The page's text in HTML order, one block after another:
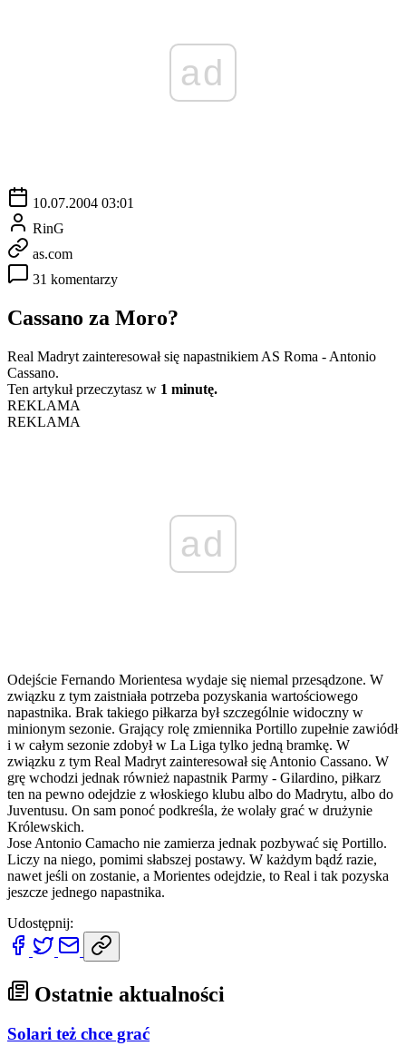
ad
10.07.2004 03:01
RinG
as.com
31 komentarzy
Cassano za Moro?
Real Madryt zainteresował się napastnikiem AS Roma - Antonio
Cassano.
Ten artykuł przeczytasz w 1 minutę.
REKLAMA
REKLAMA
ad
Odejście Fernando Morientesa wydaje się niemal przesądzone. W
związku z tym zaistniała potrzeba pozyskania wartościowego
napastnika. Brak takiego piłkarza był szczególnie widoczny w
minionym sezonie. Grający rolę zmiennika Portillo zupełnie zawiódł
i w całym sezonie zdobył w La Liga tylko jedną bramkę. W
związku z tym Real Madryt zainteresował się Antonio Cassano. W
grę wchodzi jednak również napastnik Parmy - Gilardino, piłkarz
ten na pewno odejdzie z włoskiego klubu albo do Madrytu, albo do
Juventusu. On sam ponoć podkreśla, że wolały grać w drużynie
Królewskich.
Jose Antonio Camacho nie zamierza jednak pozbywać się Portillo.
Liczy na niego, pomimi słabszej postawy. W każdym bądź razie,
nawet jeśli on zostanie, a Morientes odejdzie, to Real i tak pozyska
jeszcze jednego napastnika.
Udostępnij:
Ostatnie aktualności
Solari też chce grać